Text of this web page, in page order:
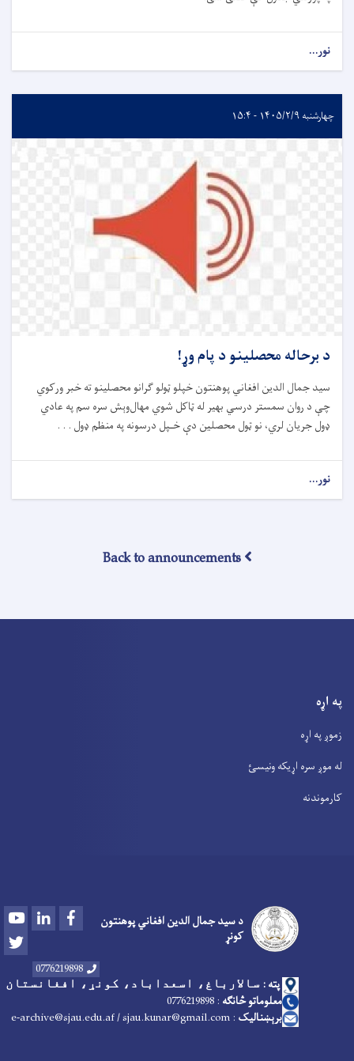
نور...
چهارشنبه ۱۴۰۵/۲/۹ - ۱۵:۴
د برحاله محصلینو د پام وړ!
سيد جمال الدين افغانيپوهنتونخپلو ټولوگرانو محصلینوته خبر ورکوي
چې د روان سمستر درسي بهير له ټاکل شوي مهالوېش سره سمپه عادي
ډولجريان لري، نوټول محصلين دېخـپل درسونهپه منظم ډول . . .
نور...
Back to announcements
په اړه
زموږ په اړه
له موږ سره اړیکه ونیسئ
کارموندنه
د سید جمال الدین افغاني پوهنتون
کونړ
YoutubeLinkedInFacebook
0776219898
پته : سالارباغ، اسعداباد، کونړ، افغانستان
معلوماتو څانګه :
0776219898
برېښنالیک : e-archive@sjau.edu.af / sjau.kunar@gmail.com